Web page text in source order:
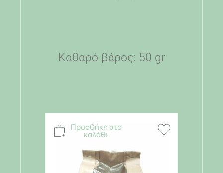
Καθαρό βάρος: 50 gr
Προσθήκη στο
καλάθι